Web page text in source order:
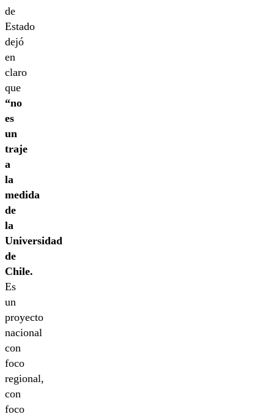
de
Estado
dejó
en
claro
que
“no
es
un
traje
a
la
medida
de
la
Universidad
de
Chile.
Es
un
proyecto
nacional
con
foco
regional,
con
foco